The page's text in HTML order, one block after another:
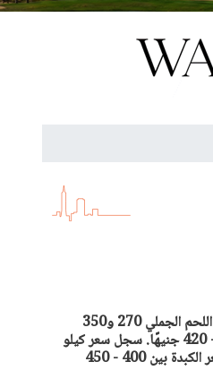
ترصد أصول مصر أسعار اللحوم بأنواعها اليوم السبت 28 - 9 – 2024، إذ سجل سعر اللحم الجملي 270 و350
جنيه للكيلو. أسعار اللحوم اليوم السبت 28- 9 – 2024 سجلت اللحوم الكندوز 400 - 420 جنيهًا. سجل سعر كيلو
الضأن بين 400 و450 جنيها. سجل اللحم الجملي 270 و350 جنيه للكيلو. سجل سعر الكبدة بين 400 - 450